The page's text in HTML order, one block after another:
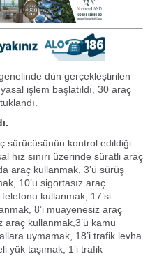
dün gerçekleştirilen
işlem başlatıldı, 30 araç
sürücüsünün kontrol edildiği
hız sınırı üzerinde süratli araç
araç kullanmak, 3’ü sürüş
10’u sigortasız araç
kullanmak, 17’si
8’i muayenesiz araç
araç kullanmak,3’ü kamu
uymamak, 18’i trafik levha
yük taşımak, 1’i trafik